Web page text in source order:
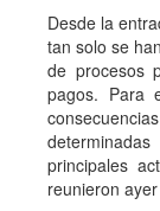
Desde la
tan solo se
de procesos
pagos. Para
principales
reunieron